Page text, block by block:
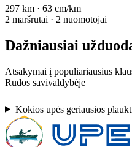
297 km · 63 cm/km
2 maršrutai · 2 nuomotojai
Dažniausiai
Atsakymai į populiariausius
Rūdos savivaldybėje
Kokios upės geriausios